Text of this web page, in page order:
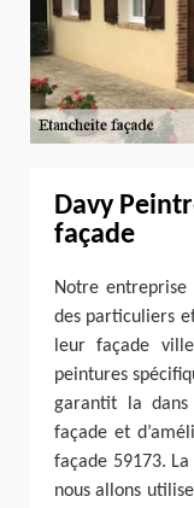
Davy
façade
Notre entreprise
des particuliers
leur façade
peintures
garantit la
façade et
façade 59173.
nous allons